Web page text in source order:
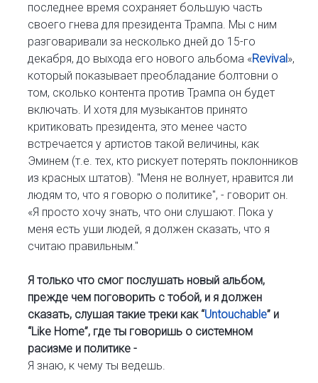
последнее время сохраняет большую часть
своего гнева для президента Трампа. Мы с ним
разговаривали за несколько дней до 15-го
декабря, до выхода его нового альбома «Revival»,
который показывает преобладание болтовни о
том, сколько контента против Трампа он будет
включать. И хотя для музыкантов принято
критиковать президента, это менее часто
встречается у артистов такой величины, как
Эминем (т.е. тех, кто рискует потерять поклонников
из красных штатов). "Меня не волнует, нравится ли
людям то, что я говорю о политике", - говорит он.
«Я просто хочу знать, что они слушают. Пока у
меня есть уши людей, я должен сказать, что я
считаю правильным."
Я только что смог послушать новый альбом,
прежде чем поговорить с тобой, и я должен
сказать, слушая такие треки как “Untouchable” и
“Like Home”, где ты говоришь о системном
расизме и политике -
Я знаю, к чему ты ведешь.